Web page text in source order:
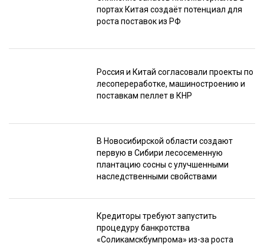
портах Китая создаёт потенциал для
роста поставок из РФ
Россия и Китай согласовали проекты по
лесопереработке, машиностроению и
поставкам пеллет в КНР
В Новосибирской области создают
первую в Сибири лесосеменную
плантацию сосны с улучшенными
наследственными свойствами
Кредиторы требуют запустить
процедуру банкротства
«Соликамскбумпрома» из-за роста